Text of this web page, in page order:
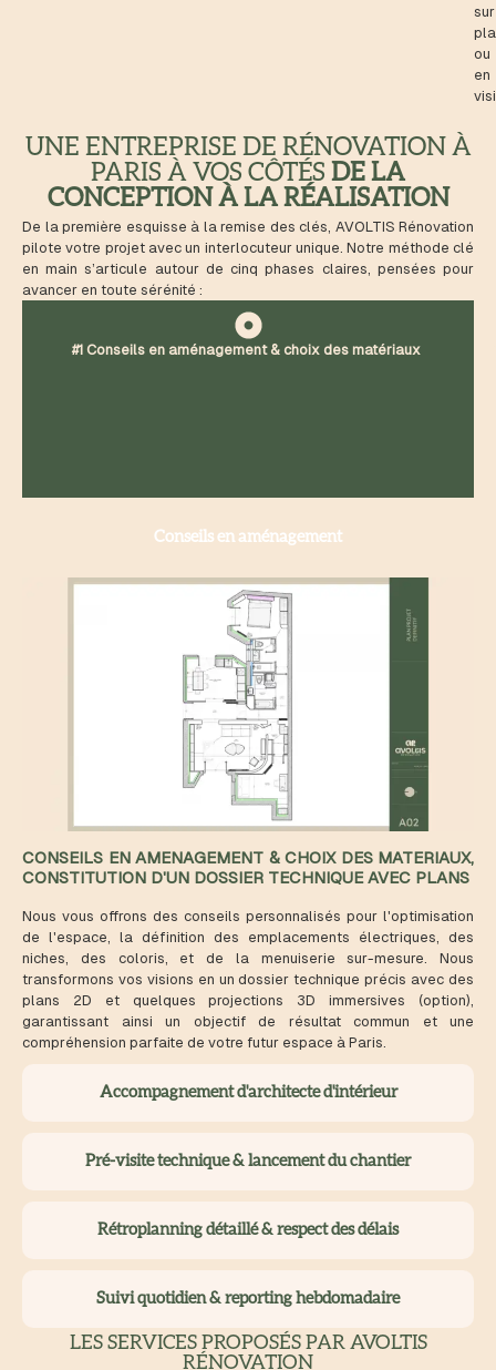
sur
ou
en
UNE ENTREPRISE DE RÉNOVATION À
PARIS À VOS CÔTÉS DE LA
CONCEPTION À LA RÉALISATION
De la première esquisse à la remise des clés, AVOLTIS Rénovation
pilote votre projet avec un interlocuteur unique. Notre méthode clé
en main s’articule autour de cinq phases claires, pensées pour
avancer en toute sérénité :
#1 Conseils en aménagement & choix des matériaux
Conseils en aménagement
Accompagnement d'architecte d'intérieur
Pré-visite technique & lancement du chantier
Rétroplanning détaillé & respect des délais
Suivi quotidien & reporting hebdomadaire
CONSEILS EN AMENAGEMENT & CHOIX DES MATERIAUX,
CONSTITUTION D'UN DOSSIER TECHNIQUE AVEC PLANS
Nous vous offrons des conseils personnalisés pour l'optimisation
de l'espace, la définition des emplacements électriques, des
niches, des coloris, et de la menuiserie sur-mesure. Nous
transformons vos visions en un dossier technique précis avec des
plans 2D et quelques projections 3D immersives (option),
garantissant ainsi un objectif de résultat commun et une
compréhension parfaite de votre futur espace à Paris.
LES SERVICES PROPOSÉS PAR AVOLTIS
RÉNOVATION